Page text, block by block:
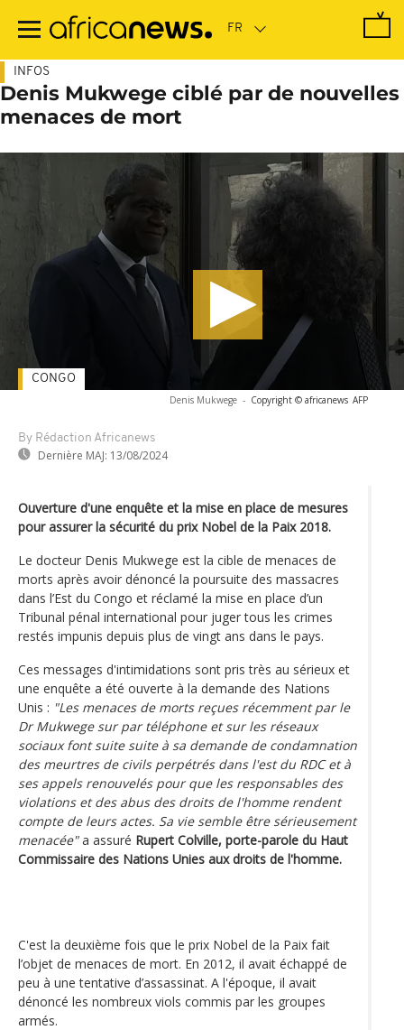
contenu
INFOS
Denis Mukwege ciblé par de nouvelles
menaces de mort
Denis Mukwege - Copyright © africanews AFP
By Rédaction Africanews
Dernière MAJ: 13/08/2024
CONGO
Ouverture d'une enquête et la mise en place de mesures
pour assurer la sécurité du prix Nobel de la Paix 2018.
Le docteur Denis Mukwege est la cible de menaces de
morts après avoir dénoncé la poursuite des massacres
dans l’Est du Congo et réclamé la mise en place d’un
Tribunal pénal international pour juger tous les crimes
restés impunis depuis plus de vingt ans dans le pays.
Ces messages d'intimidations sont pris très au sérieux et
une enquête a été ouverte à la demande des Nations
Unis : "Les menaces de morts reçues récemment par le
Dr Mukwege sur par téléphone et sur les réseaux
sociaux font suite suite à sa demande de condamnation
des meurtres de civils perpétrés dans l'est du RDC et à
ses appels renouvelés pour que les responsables des
violations et des abus des droits de l'homme rendent
compte de leurs actes. Sa vie semble être sérieusement
menacée"a assuré Rupert Colville, porte-parole du Haut
Commissaire des Nations Unies aux droits de l'homme.
C'est la deuxième fois que le prix Nobel de la Paix fait
l’objet de menaces de mort. En 2012, il avait échappé de
peu à une tentative d’assassinat. A l'époque, il avait
dénoncé les nombreux viols commis par les groupes
armés.